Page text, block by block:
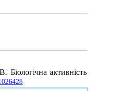
активність